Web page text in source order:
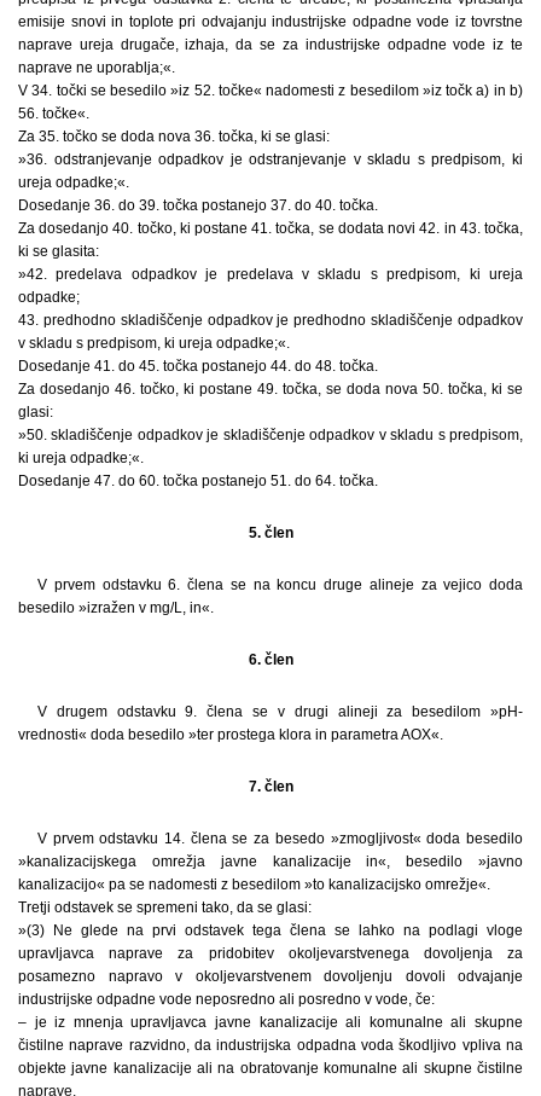
emisije snovi in toplote pri odvajanju industrijske odpadne vode iz tovrstne
naprave ureja drugače, izhaja, da se za industrijske odpadne vode iz te
naprave ne uporablja;«.
V 34. točki se besedilo »iz 52. točke« nadomesti z besedilom »iz točk a) in b)
56. točke«.
Za 35. točko se doda nova 36. točka, ki se glasi:
»36. odstranjevanje odpadkov je odstranjevanje v skladu s predpisom, ki
ureja odpadke;«.
Dosedanje 36. do 39. točka postanejo 37. do 40. točka.
Za dosedanjo 40. točko, ki postane 41. točka, se dodata novi 42. in 43. točka,
ki se glasita:
»42. predelava odpadkov je predelava v skladu s predpisom, ki ureja
odpadke;
43. predhodno skladiščenje odpadkov je predhodno skladiščenje odpadkov
v skladu s predpisom, ki ureja odpadke;«.
Dosedanje 41. do 45. točka postanejo 44. do 48. točka.
Za dosedanjo 46. točko, ki postane 49. točka, se doda nova 50. točka, ki se
glasi:
»50. skladiščenje odpadkov je skladiščenje odpadkov v skladu s predpisom,
ki ureja odpadke;«.
Dosedanje 47. do 60. točka postanejo 51. do 64. točka.
5. člen
V prvem odstavku 6. člena se na koncu druge alineje za vejico doda
besedilo »izražen v mg/L, in«.
6. člen
V drugem odstavku 9. člena se v drugi alineji za besedilom »pH-
vrednosti« doda besedilo »ter prostega klora in parametra AOX«.
7. člen
V prvem odstavku 14. člena se za besedo »zmogljivost« doda besedilo
»kanalizacijskega omrežja javne kanalizacije in«, besedilo »javno
kanalizacijo« pa se nadomesti z besedilom »to kanalizacijsko omrežje«.
Tretji odstavek se spremeni tako, da se glasi:
»(3) Ne glede na prvi odstavek tega člena se lahko na podlagi vloge
upravljavca naprave za pridobitev okoljevarstvenega dovoljenja za
posamezno napravo v okoljevarstvenem dovoljenju dovoli odvajanje
industrijske odpadne vode neposredno ali posredno v vode, če:
– je iz mnenja upravljavca javne kanalizacije ali komunalne ali skupne
čistilne naprave razvidno, da industrijska odpadna voda škodljivo vpliva na
objekte javne kanalizacije ali na obratovanje komunalne ali skupne čistilne
naprave,